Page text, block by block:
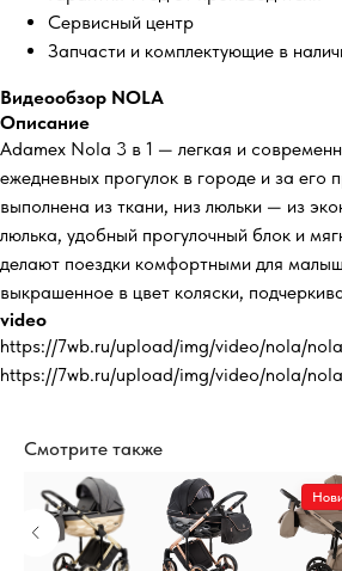
Сервисный центр
Запчасти и комплектующие в
Видеообзор NOLA
Описание
Adamex Nola 3 в 1 — легкая и
ежедневных прогулок в городе и за его
выполнена из ткани, низ люльки — из
люлька, удобный прогулочный блок и
делают поездки комфортными для
выкрашенное в цвет коляски,
video
https://7wb.ru/upload/img/video/nola/
https://7wb.ru/upload/img/video/nola/
Смотрите также